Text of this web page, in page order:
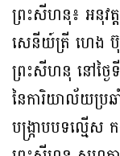
ព្រះសីហនុ៖ អនុវត្
សេនីយ៍ត្រី ហេង ប៊ុន
ព្រះសីហនុ នៅថ្ងៃ
នៃការិយាល័យប្រឆ
បង្រ្កាបបទល្មើស